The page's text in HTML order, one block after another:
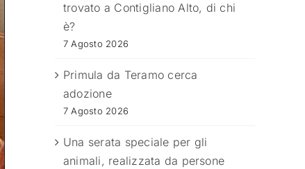
trovato a Contigliano Alto, di chi
è?
7 Agosto 2026
Primula da Teramo cerca
adozione
7 Agosto 2026
Una serata speciale per gli
animali, realizzata da persone